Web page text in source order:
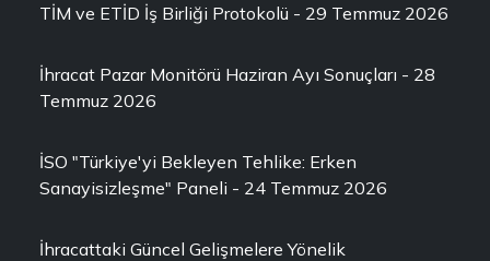
TİM ve ETİD İş Birliği Protokolü - 29 Temmuz 2026
İhracat Pazar Monitörü Haziran Ayı Sonuçları - 28
Temmuz 2026
İSO "Türkiye'yi Bekleyen Tehlike: Erken
Sanayisizleşme" Paneli - 24 Temmuz 2026
İhracattaki Güncel Gelişmelere Yönelik